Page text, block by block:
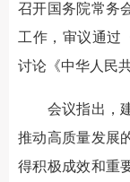
召开国务院常务
工作，审议通过
讨论《中华人民
会议指出，建
推动高质量发展
得积极成效和重